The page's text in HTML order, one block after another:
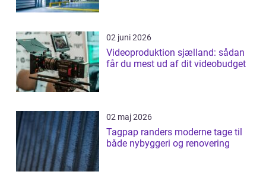
02 juni 2026
Videoproduktion sjælland: sådan
får du mest ud af dit videobudget
02 maj 2026
Tagpap randers moderne tage til
både nybyggeri og renovering